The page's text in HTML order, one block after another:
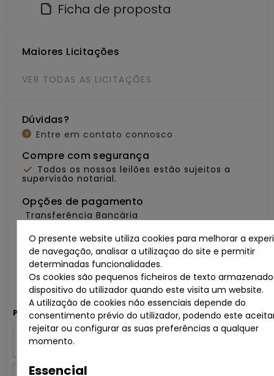
O presente website utiliza cookies para melhorar a
de navegação, analisar a utilizaçao do site e permitir
determinadas funcionalidades.
Os cookies são pequenos ficheiros de texto
dispositivo do utilizador quando este visita um website.
A utilização de cookies não essenciais depende do
consentimento prévio do utilizador, podendo este
rejeitar ou configurar as suas preferências a qualquer
momento.
Essencial
Ficha de proposta
Maiores Licitações
VER TODAS AS LICITAÇÕES
Dúvidas?
? Entre em contato connosco
Compre com segurança
Todos os nossos leilões estão sujeitos a
supervisão notarial.
Opções de pagamento
Transferência Bancária
Partilhe com os seus amigos
Para mais informações:
Nome
Email